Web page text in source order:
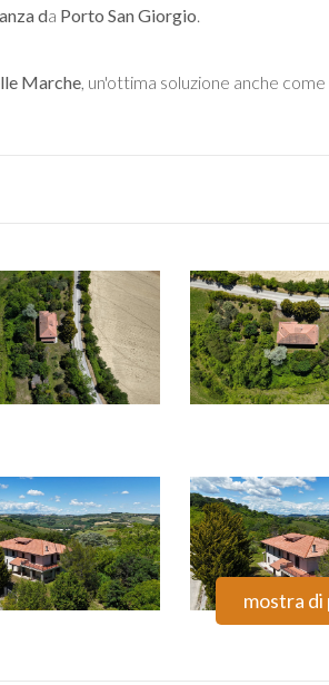
da Porto San Giorgio.
Marche, un'ottima soluzione anche
mostra di